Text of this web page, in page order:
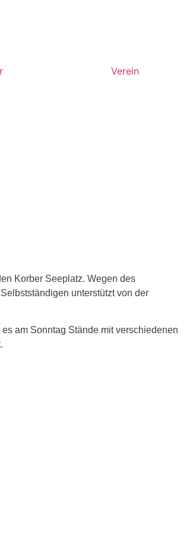
Verein
Korber Seeplatz. Wegen des
unterstützt von der
am Sonntag Stände mit verschiedenen